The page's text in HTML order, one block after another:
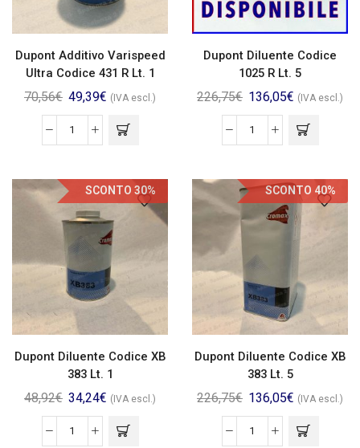
Dupont Additivo Varispeed
Ultra Codice 431 R Lt. 1
70,56€ 49,39€ (IVA escl.)
Dupont Diluente Codice
1025 R Lt. 5
226,75€ 136,05€ (IVA escl.)
SCONTO 30%
Dupont Diluente Codice XB
383 Lt. 1
48,92€ 34,24€ (IVA escl.)
SCONTO 40%
Dupont Diluente Codice XB
383 Lt. 5
226,75€ 136,05€ (IVA escl.)